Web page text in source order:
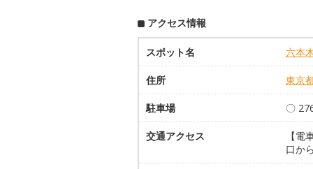
アクセス情報
スポット名 六本
住所 東京
駐車場 〇
交通アクセス
【電
口か